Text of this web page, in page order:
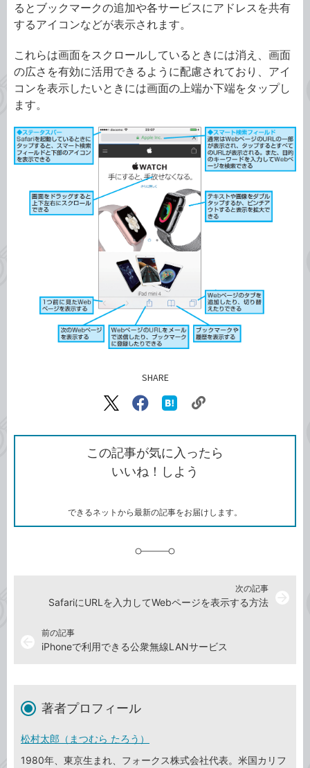
るとブックマークの追加や各サービスにアドレスを共有
するアイコンなどが表示されます。
これらは画面をスクロールしているときには消え、画面
の広さを有効に活用できるように配慮されており、アイ
コンを表示したいときには画面の上端か下端をタップし
ます。
SHARE
X（旧
で
シ
ェ
ア
Facebook
シ
ェ
ア
な
ブ
ッ
ク
ク
ク
を
コ
この記事が気に入ったら
いいね！しよう
できるネットから最新の記事をお届けします。
前の記事
iPhoneで利用できる公衆無線LANサービス
次の記事
SafariにURLを入力してWebページを表示する方法
著者プロフィール
松村太郎（まつむら たろう）
1980年、東京生まれ、フォークス株式会社代表。米国カリフ